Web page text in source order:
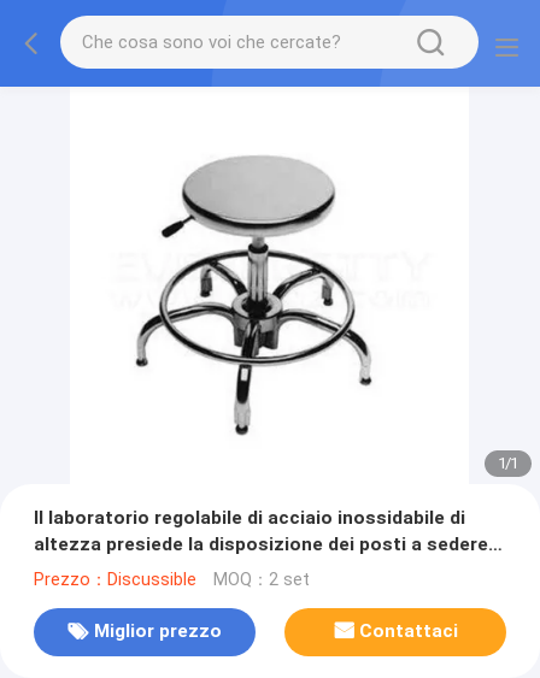
1/1
Il laboratorio regolabile di acciaio inossidabile di
altezza presiede la disposizione dei posti a sedere
ergonomica del laboratorio
Prezzo：Discussible MOQ：2 set
Miglior prezzo Contattaci